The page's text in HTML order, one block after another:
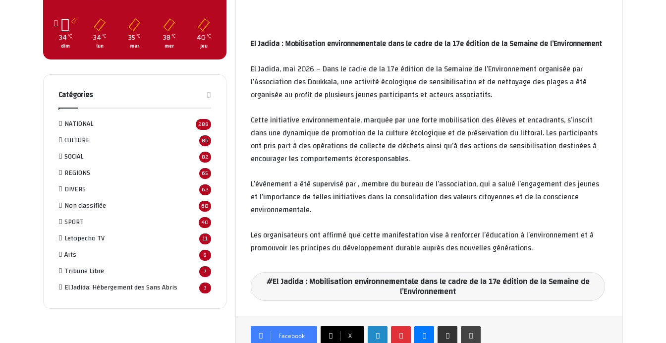
El Jadida : Mobilisation environnementale dans le cadre de la 17e édition de la Semaine de l’Environnement
El Jadida, mai 2026 – Dans le cadre de la 17e édition de la Semaine de l’Environnement organisée par
l’Association des Doukkala, une activité écologique de sensibilisation et de nettoyage des plages a été
organisée au profit de plusieurs jeunes participants et acteurs associatifs.
Cette initiative environnementale, marquée par une forte mobilisation des élèves et encadrants, s’inscrit
dans une dynamique de promotion de la culture écologique et de préservation du littoral. Les participants
ont pris part à des opérations de collecte de déchets ainsi qu’à des actions de sensibilisation destinées à
encourager les comportements écoresponsables.
L’événement a été supervisé par , membre du bureau de l’association, qui a salué l’engagement des jeunes
et l’importance de telles initiatives dans la consolidation des valeurs citoyennes et de la conscience
environnementale.
Les organisateurs ont affirmé que cette manifestation vise à renforcer l’éducation à l’environnement et à
promouvoir les principes du développement durable auprès des nouvelles générations.
El Jadida : Mobilisation environnementale dans le cadre de la 17e édition de la Semaine de
l’Environnement
Facebook X
34 ℃
dim
34 ℃
lun
35 ℃
mar
38 ℃
mer
40℃
jeu
Catégories
NATIONAL 288
CULTURE 86
SOCIAL 82
REGIONS 65
DIVERS 62
Non classifiée 60
SPORT 40
Letopecho TV 11
Arts 8
Tribune Libre 7
El Jadida: Hébergement des Sans Abris 3